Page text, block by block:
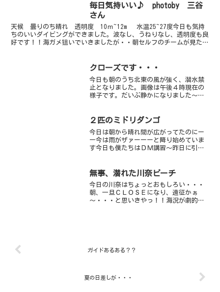
くなっっちゃってた感じです。
が・・・・・・・しかーし、そんな...
毎日気持いい♪ photoby 三谷
さん
天候 曇りのち晴れ 透明度 10ｍ~12m 水温25~27度今日も気持
ちのいいダイビングができました。波なし、うねりなし、透明度も良
好です！！海ガメ狙いでいきましたが・・朝セルフのチームが見ただ
クローズです・・・
今日も朝のうち北東の風が強く、潜水禁
止となりました。画像は午後４時現在の
様子です。だいぶ静かになりました～。
２匹のミドリダンゴ
今日は朝から晴れ間が広がってたのにー
ー今は雨がザァーーーと降り始めていま
す今日も僕たちはＤＭ講習～昨日に引き
いろんなトラブルがあったものの、素早
く対処できていましたよ♪...
無事、潜れた川奈ビーチ
今日の川奈はちょっとおもしろい・・・
朝、一旦ＣＬＯＳＥになり、遠征かぁ
～・・・と思いきやっ！！海況が劇的に
ガイドあるある？？
夏の日差しが・・・